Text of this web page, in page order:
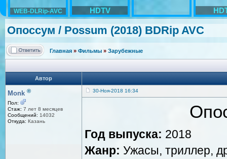
WEB-DLRip-AVC HDTV
Опоссум / Possum (2018) BDRip AVC
Главная » Фильмы » Зарубежные
Автор
Monk ®
Пол:
Стаж: 7 лет 8 месяцев
Сообщений: 14032
Откуда: Казань
30-Ноя-2018 16:34
Год выпуска: 2018
Жанр: Ужасы, триллер,